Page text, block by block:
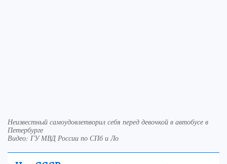
Неизвестный самоудовлетворил себя перед девочкой в автобусе в
Петербурге
Видео: ГУ МВД России по СПб и Ло